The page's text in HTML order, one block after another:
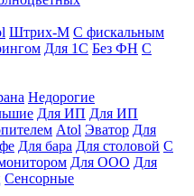
Штрих-М С фискальным
Для 1С Без ФН С
Недорогие
Для ИП Для ИП
Atol Эватор Для
Для бара Для столовой С
Для ООО Для
Сенсорные